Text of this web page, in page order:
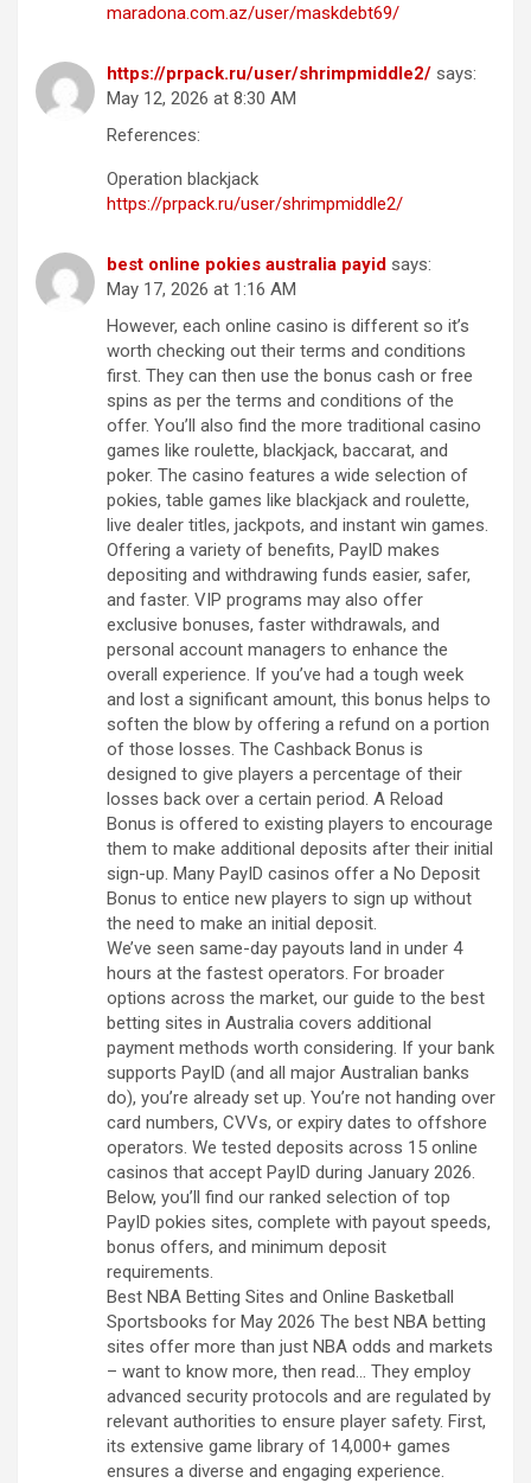
maradona.com.az/user/maskdebt69/
https://prpack.ru/user/shrimpmiddle2/ says:
May 12, 2026 at 8:30 AM
References:
Operation blackjack
https://prpack.ru/user/shrimpmiddle2/
best online pokies australia payid says:
May 17, 2026 at 1:16 AM
However, each online casino is different so it’s
worth checking out their terms and conditions
first. They can then use the bonus cash or free
spins as per the terms and conditions of the
offer. You’ll also find the more traditional casino
games like roulette, blackjack, baccarat, and
poker. The casino features a wide selection of
pokies, table games like blackjack and roulette,
live dealer titles, jackpots, and instant win games.
Offering a variety of benefits, PayID makes
depositing and withdrawing funds easier, safer,
and faster. VIP programs may also offer
exclusive bonuses, faster withdrawals, and
personal account managers to enhance the
overall experience. If you’ve had a tough week
and lost a significant amount, this bonus helps to
soften the blow by offering a refund on a portion
of those losses. The Cashback Bonus is
designed to give players a percentage of their
losses back over a certain period. A Reload
Bonus is offered to existing players to encourage
them to make additional deposits after their initial
sign-up. Many PayID casinos offer a No Deposit
Bonus to entice new players to sign up without
the need to make an initial deposit.
We’ve seen same-day payouts land in under 4
hours at the fastest operators. For broader
options across the market, our guide to the best
betting sites in Australia covers additional
payment methods worth considering. If your bank
supports PayID (and all major Australian banks
do), you’re already set up. You’re not handing over
card numbers, CVVs, or expiry dates to offshore
operators. We tested deposits across 15 online
casinos that accept PayID during January 2026.
Below, you’ll find our ranked selection of top
PayID pokies sites, complete with payout speeds,
bonus offers, and minimum deposit
requirements.
Best NBA Betting Sites and Online Basketball
Sportsbooks for May 2026 The best NBA betting
sites offer more than just NBA odds and markets
– want to know more, then read… They employ
advanced security protocols and are regulated by
relevant authorities to ensure player safety. First,
its extensive game library of 14,000+ games
ensures a diverse and engaging experience.